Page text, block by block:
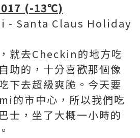
(-13℃)
- Santa Claus Holiday
就去Checkin的地方吃
助的，十分喜歡那個像
下去超級爽脆。今天要
的市中心，所以我們吃
士，坐了大概一小時的